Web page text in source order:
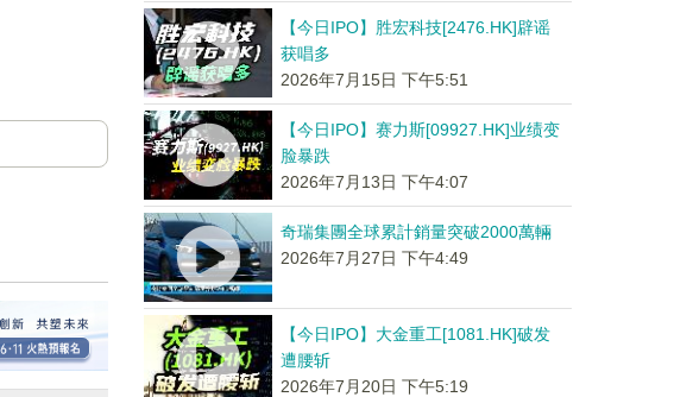
【今日IPO】胜宏科技[2476.HK]辟谣
获唱多
2026年7月15日 下午5:51
【今日IPO】赛力斯[09927.HK]业绩变
脸暴跌
2026年7月13日 下午4:07
奇瑞集團全球累計銷量突破2000萬輛
2026年7月27日 下午4:49
【今日IPO】大金重工[1081.HK]破发
遭腰斩
2026年7月20日 下午5:19